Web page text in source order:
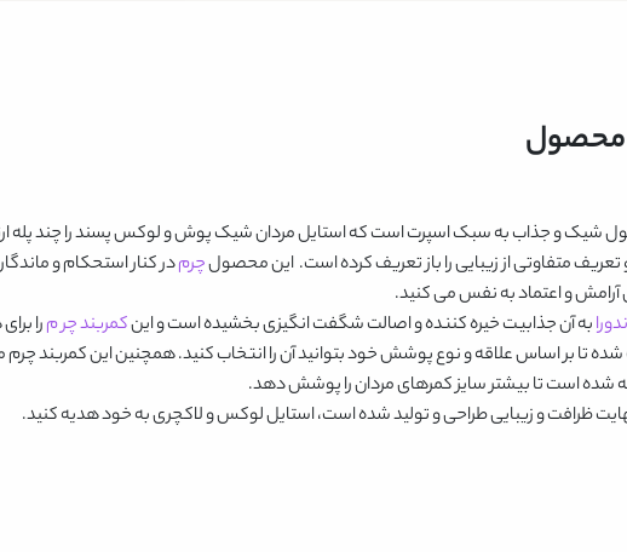
محصول
شیک و جذاب به سبک اسپرت است که استایل مردان شیک پوش و لوکس پسند را چند پله
متفاوتی از زیبایی را باز تعریف کرده است. این محصولچرمدر کنار استحکام و
و اعتماد به نفس می کنید.
به آن جذابیت خیره کننده و اصالت شگفت انگیزی بخشیده است و اینکمربند چر مرا
تا بر اساس علاقه و نوع پوشش خود بتوانید آن را انتخاب کنید. همچنین اینکمربند چرم
ظرافت و زیبایی طراحی و تولید شده است، استایل لوکس و لاکچری به خود هدیه کنید.